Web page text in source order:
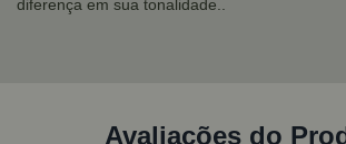
diferença em sua tonalidade..
Avaliações do